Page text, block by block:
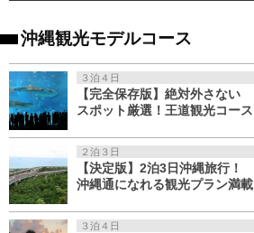
沖縄観光モデルコース
３泊４日
【完全保存版】絶対外さない
スポット厳選！王道観光コース
２泊３日
【決定版】2泊3日沖縄旅行！
沖縄通になれる観光プラン満載
３泊４日